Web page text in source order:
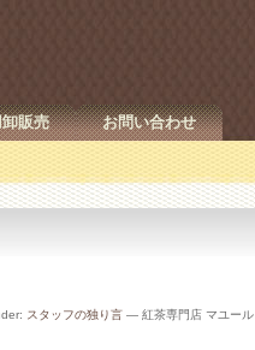
販売 お問い合わせ
スタッフの独り言 — 紅茶専門店 マユー